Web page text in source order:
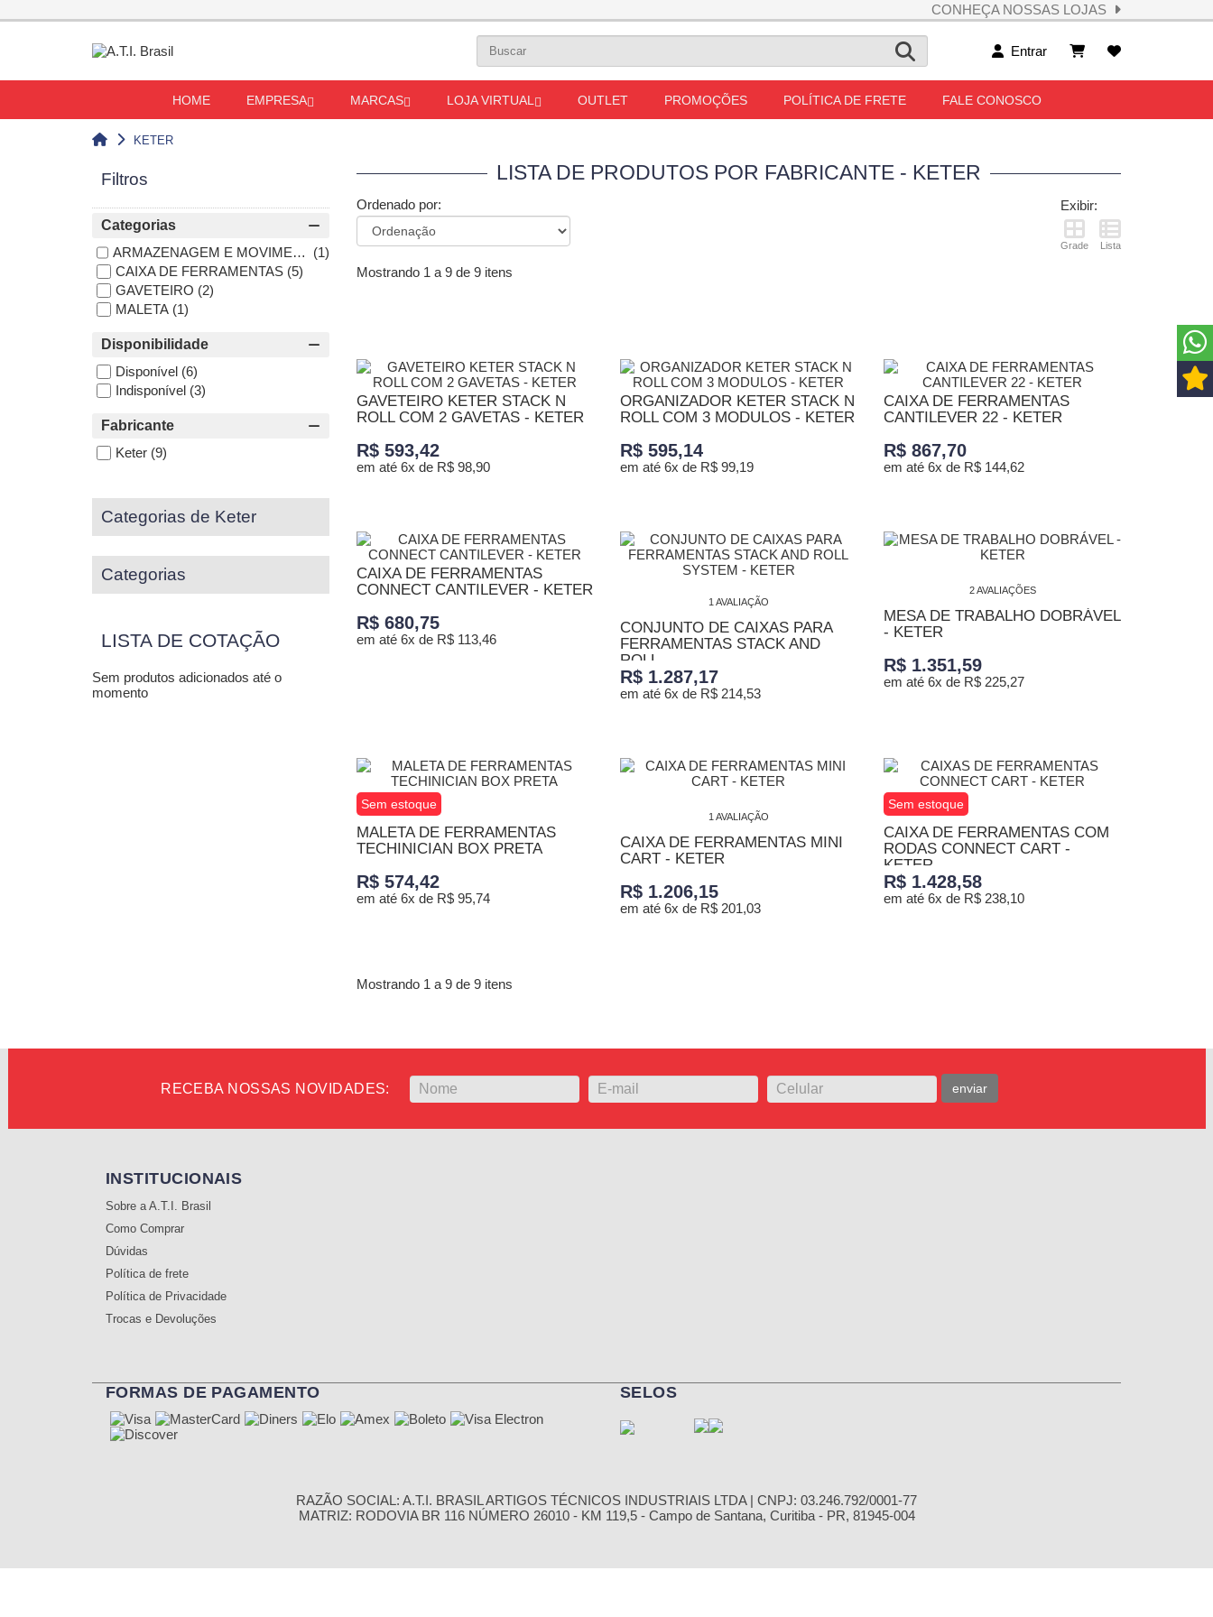
CONHEÇA NOSSAS LOJAS
Entrar
HOME EMPRESA MARCAS LOJA VIRTUAL OUTLET PROMOÇÕES POLÍTICA DE FRETE FALE CONOSCO
KETER
Filtros
Categorias
ARMAZENAGEM E MOVIMENTAÇÃO
(1)
CAIXA DE FERRAMENTAS (5)
GAVETEIRO (2)
MALETA (1)
Disponibilidade
Disponível (6)
Indisponível (3)
Fabricante
Keter (9)
Categorias de Keter
Categorias
LISTA DE COTAÇÃO
Sem produtos adicionados até o
momento
LISTA DE PRODUTOS POR FABRICANTE - KETER
Exibir:
Grade Lista
Ordenado por:
Mostrando 1 a 9 de 9 itens
GAVETEIRO KETER STACK N
ROLL COM 2 GAVETAS - KETER
R$ 593,42
em até 6x de R$ 98,90
ORGANIZADOR KETER STACK N
ROLL COM 3 MODULOS - KETER
R$ 595,14
em até 6x de R$ 99,19
CAIXA DE FERRAMENTAS
CANTILEVER 22 - KETER
R$ 867,70
em até 6x de R$ 144,62
CAIXA DE FERRAMENTAS
CONNECT CANTILEVER - KETER
R$ 680,75
em até 6x de R$ 113,46
1 AVALIAÇÃO
CONJUNTO DE CAIXAS PARA
FERRAMENTAS STACK AND
ROLL...
R$ 1.287,17
em até 6x de R$ 214,53
2 AVALIAÇÕES
MESA DE TRABALHO DOBRÁVEL
- KETER
R$ 1.351,59
em até 6x de R$ 225,27
Sem estoque
MALETA DE FERRAMENTAS
TECHINICIAN BOX PRETA
R$ 574,42
em até 6x de R$ 95,74
1 AVALIAÇÃO
CAIXA DE FERRAMENTAS MINI
CART - KETER
R$ 1.206,15
em até 6x de R$ 201,03
Sem estoque
CAIXA DE FERRAMENTAS COM
RODAS CONNECT CART -
KETER
R$ 1.428,58
em até 6x de R$ 238,10
Mostrando 1 a 9 de 9 itens
RECEBA NOSSAS NOVIDADES: enviar
INSTITUCIONAIS
Sobre a A.T.I. Brasil
Como Comprar
Dúvidas
Política de frete
Política de Privacidade
Trocas e Devoluções
FORMAS DE PAGAMENTO SELOS
RAZÃO SOCIAL: A.T.I. BRASIL ARTIGOS TÉCNICOS INDUSTRIAIS LTDA | CNPJ: 03.246.792/0001-77
MATRIZ: RODOVIA BR 116 NÚMERO 26010 - KM 119,5 - Campo de Santana, Curitiba - PR, 81945-004